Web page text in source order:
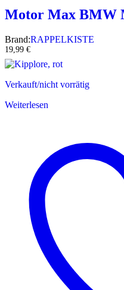
Motor Max BMW
Brand:RAPPELKISTE
19,99 €
Verkauft/nicht vorrätig
Weiterlesen